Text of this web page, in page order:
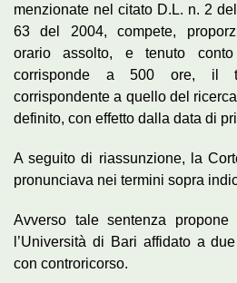
menzionate nel citato D.L. n. 2
63 del 2004, compete,
orario assolto, e tenuto
corrisponde a 500 ore, il
corrispondente a quello del
definito, con effetto dalla data di
A seguito di riassunzione, la
pronunciava nei termini sopra
Avverso tale sentenza
l’Università di Bari affidato a
con controricorso.